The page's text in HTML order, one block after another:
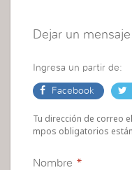
Dejar un mensaje
Ingresa un partir de:
Facebook
Tu dirección de correo
mpos obligatorios
Nombre *